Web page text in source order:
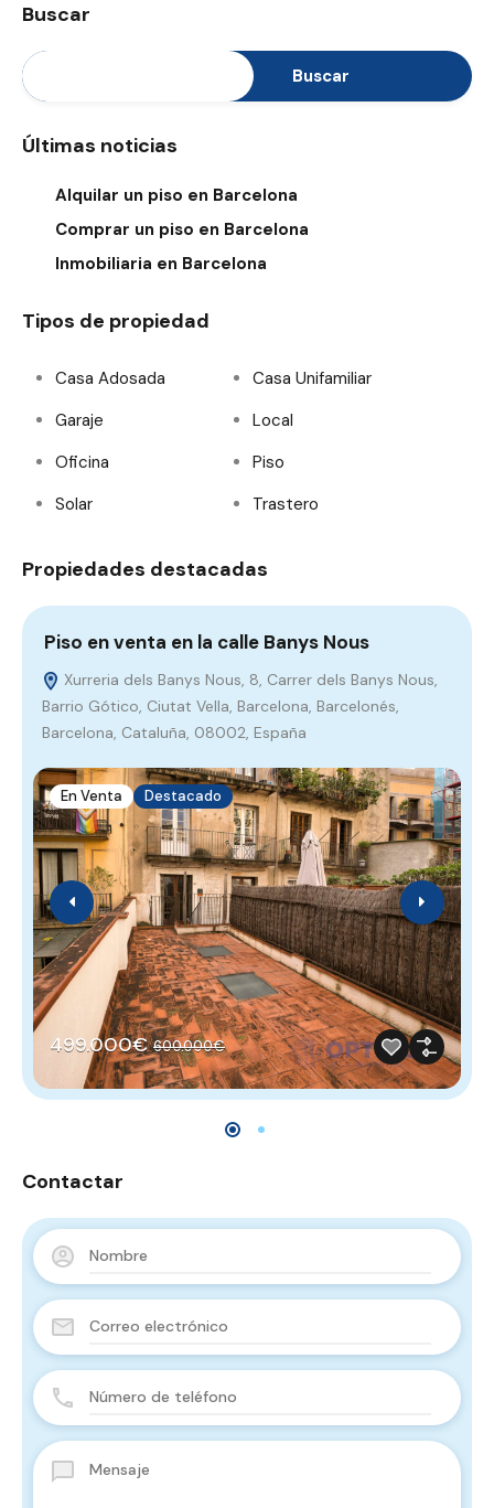
Buscar
Buscar
Últimas noticias
Alquilar un piso en Barcelona
Comprar un piso en Barcelona
Inmobiliaria en Barcelona
Tipos de propiedad
Casa Adosada
Casa Unifamiliar
Garaje
Local
Oficina
Piso
Solar
Trastero
Propiedades destacadas
Piso en venta en la calle Banys Nous
Xurreria dels Banys Nous, 8, Carrer dels Banys Nous,
Barrio Gótico, Ciutat Vella, Barcelona, Barcelonés,
Barcelona, Cataluña, 08002, España
En Venta Destacado
499.000€ 600.000€
Contactar